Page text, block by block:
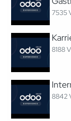
7535
8188
8842